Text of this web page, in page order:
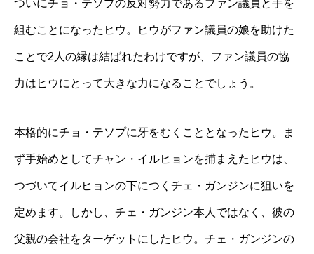
ついにチョ・テソプの反対勢力であるファン議員と手を
組むことになったヒウ。ヒウがファン議員の娘を助けた
ことで2人の縁は結ばれたわけですが、ファン議員の協
力はヒウにとって大きな力になることでしょう。
本格的にチョ・テソプに牙をむくこととなったヒウ。ま
ず手始めとしてチャン・イルヒョンを捕まえたヒウは、
つづいてイルヒョンの下につくチェ・ガンジンに狙いを
定めます。しかし、チェ・ガンジン本人ではなく、彼の
父親の会社をターゲットにしたヒウ。チェ・ガンジンの